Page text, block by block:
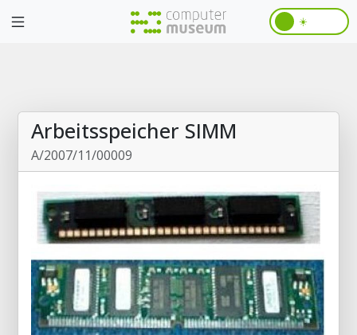
☀️
Arbeitsspeicher SIMM
A/2007/11/00009